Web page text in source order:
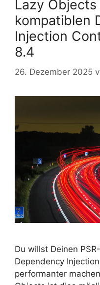
Lazy Objects
kompatiblen
Injection
8.4
26. Dezember 2025
Du willst Deinen
Dependency
performanter